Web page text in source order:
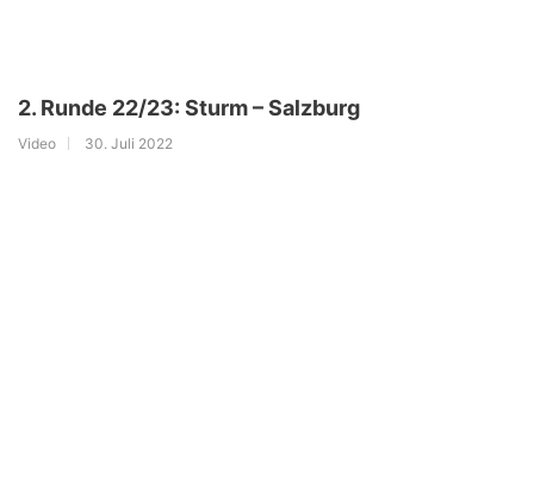
2. Runde 22/23: Sturm – Salzburg
Video 30. Juli 2022